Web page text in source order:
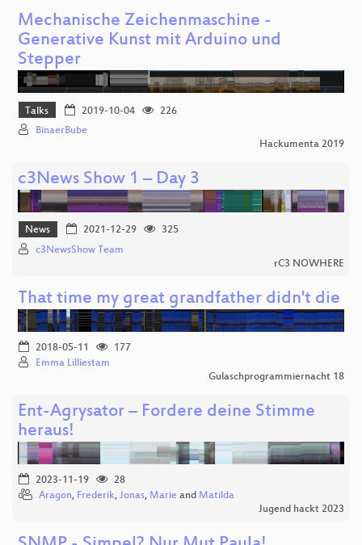
Mechanische Zeichenmaschine -
Generative Kunst mit Arduino und
Stepper
Talks 2019-10-04
226
BinaerBube
Hackumenta 2019
c3News Show 1 – Day 3
News 2021-12-29
325
c3NewsShow Team
rC3 NOWHERE
That time my great grandfather didn't die
2018-05-11
177
Emma Lilliestam
Gulaschprogrammiernacht 18
Ent-Agrysator – Fordere deine Stimme
heraus!
2023-11-19
28
Aragon, Frederik, Jonas, Marie and Matilda
Jugend hackt 2023